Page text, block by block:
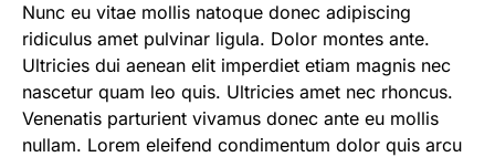
Nunc eu vitae mollis natoque donec adipiscing
ridiculus amet pulvinar ligula. Dolor montes ante.
Ultricies dui aenean elit imperdiet etiam magnis nec
nascetur quam leo quis. Ultricies amet nec rhoncus.
Venenatis parturient vivamus donec ante eu mollis
nullam. Lorem eleifend condimentum dolor quis arcu